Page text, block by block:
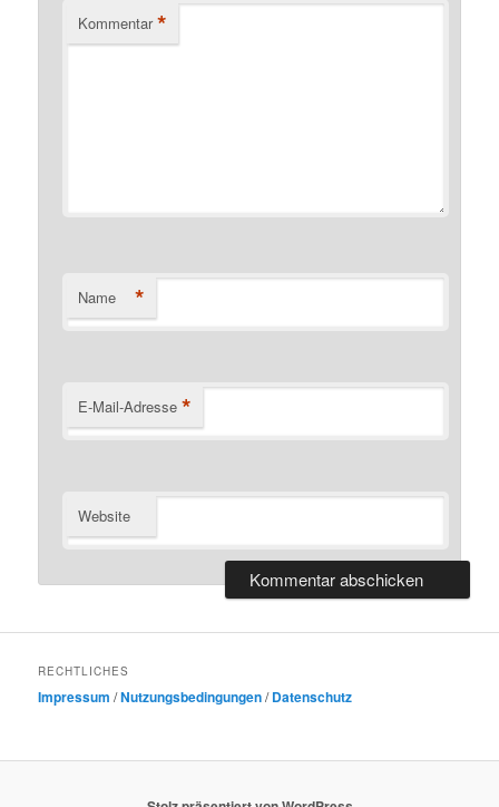
Kommentar *
Name *
E-Mail-Adresse *
Website
RECHTLICHES
Impressum /Nutzungsbedingungen/Datenschutz